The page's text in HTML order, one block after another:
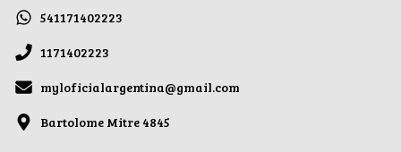
541171402223
1171402223
myloficialargentina@gmail.com
Bartolome Mitre 4845